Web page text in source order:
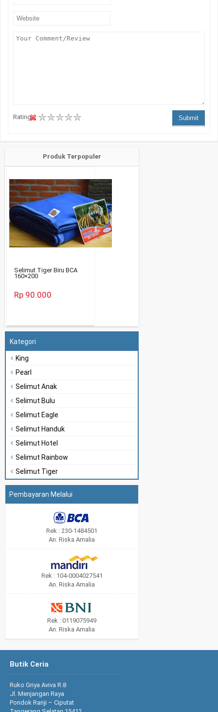
Rating : Submit
Produk Terpopuler
Selimut Tiger Biru BCA
160×200
Rp 90.000
Kategori
King
Pearl
Selimut Anak
Selimut Bulu
Selimut Eagle
Selimut Handuk
Selimut Hotel
Selimut Rainbow
Selimut Tiger
Pembayaran Melalui
Rek : 230-1484501
An. Riska Amalia
Rek : 104-0004027541
An. Riska Amalia
Rek : 0119075949
An. Riska Amalia
Butik Ceria
Ruko Griya Aviva R.8
Jl. Menjangan Raya
Pondok Ranji – Ciputat